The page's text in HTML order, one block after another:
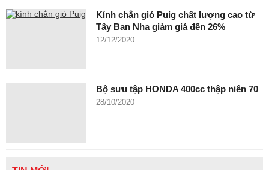
Kính chắn gió Puig chất lượng cao từ
Tây Ban Nha giảm giá đến 26%
12/12/2020
Bộ sưu tập HONDA 400cc thập niên 70
28/10/2020